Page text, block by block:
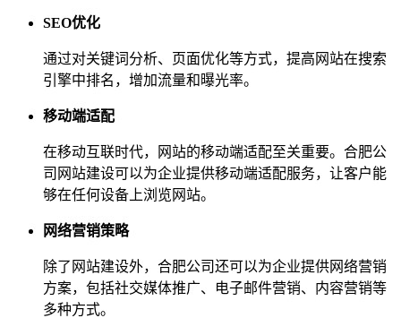
SEO优化
通过对关键词分析、页面优化等方式，提高网站在搜索
引擎中排名，增加流量和曝光率。
移动端适配
在移动互联时代，网站的移动端适配至关重要。合肥公
司网站建设可以为企业提供移动端适配服务，让客户能
够在任何设备上浏览网站。
网络营销策略
除了网站建设外，合肥公司还可以为企业提供网络营销
方案，包括社交媒体推广、电子邮件营销、内容营销等
多种方式。